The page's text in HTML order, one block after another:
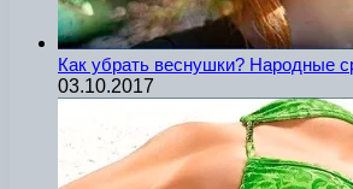
Как убрать веснушки? Народные
03.10.2017